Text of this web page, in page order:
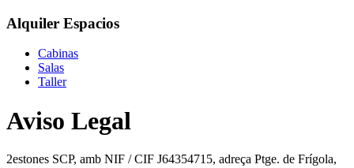
Alquiler Espacios
Cabinas
Salas
Taller
Aviso Legal
2estones SCP, amb NIF / CIF J64354715, adreça Ptge. de Frígola,